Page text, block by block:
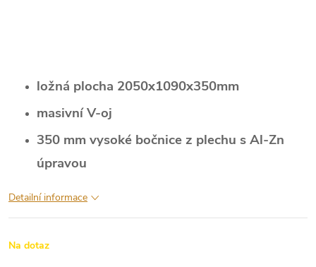
ložná plocha 2050x1090x350mm
masivní V-oj
350 mm vysoké bočnice z plechu s Al-Zn
úpravou
Detailní informace
Na dotaz